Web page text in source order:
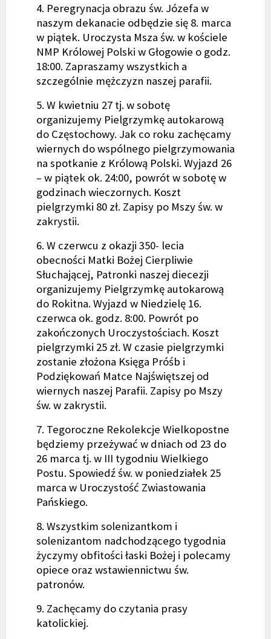
4. Peregrynacja obrazu św. Józefa w
naszym dekanacie odbędzie się 8. marca
w piątek. Uroczysta Msza św. w kościele
NMP Królowej Polski w Głogowie o godz.
18:00. Zapraszamy wszystkich a
szczególnie mężczyzn naszej parafii.
5. W kwietniu 27 tj. w sobotę
organizujemy Pielgrzymkę autokarową
do Częstochowy. Jak co roku zachęcamy
wiernych do wspólnego pielgrzymowania
na spotkanie z Królową Polski. Wyjazd 26
– w piątek ok. 24:00, powrót w sobotę w
godzinach wieczornych. Koszt
pielgrzymki 80 zł. Zapisy po Mszy św. w
zakrystii.
6. W czerwcu z okazji 350- lecia
obecności Matki Bożej Cierpliwie
Słuchającej, Patronki naszej diecezji
organizujemy Pielgrzymkę autokarową
do Rokitna. Wyjazd w Niedzielę 16.
czerwca ok. godz. 8:00. Powrót po
zakończonych Uroczystościach. Koszt
pielgrzymki 25 zł. W czasie pielgrzymki
zostanie złożona Księga Próśb i
Podziękowań Matce Najświętszej od
wiernych naszej Parafii. Zapisy po Mszy
św. w zakrystii.
7. Tegoroczne Rekolekcje Wielkopostne
będziemy przeżywać w dniach od 23 do
26 marca tj. w III tygodniu Wielkiego
Postu. Spowiedź św. w poniedziałek 25
marca w Uroczystość Zwiastowania
Pańskiego.
8. Wszystkim solenizantkom i
solenizantom nadchodzącego tygodnia
życzymy obfitości łaski Bożej i polecamy
opiece oraz wstawiennictwu św.
patronów.
9. Zachęcamy do czytania prasy
katolickiej.